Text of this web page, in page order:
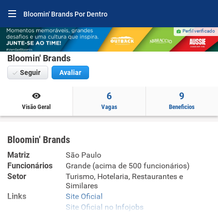
Bloomin' Brands Por Dentro
Perfil verificado
Bloomin' Brands
Seguir Avaliar
Visão Geral
6
Vagas
9
Beneficios
Bloomin' Brands
Matriz
São Paulo
Funcionários
Grande (acima de 500 funcionários)
Setor
Turismo, Hotelaria, Restaurantes e
Similares
Links
Site Oficial
Site Oficial no Infojobs